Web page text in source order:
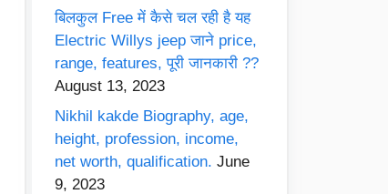
बिलकुल Free में कैसे चल रही है यह
Electric Willys jeep जाने price,
range, features, पूरी जानकारी ??
August 13, 2023
Nikhil kakde Biography, age,
height, profession, income,
net worth, qualification. June
9, 2023